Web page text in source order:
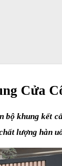
Cửa
khung kết
lượng